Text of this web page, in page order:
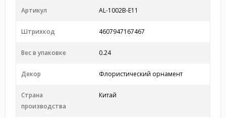
Артикул AL-1002B-E11
Штрихкод 4607947167467
Вес в упаковке 0.24
Декор Флористический орнамент
Страна
производства
Китай